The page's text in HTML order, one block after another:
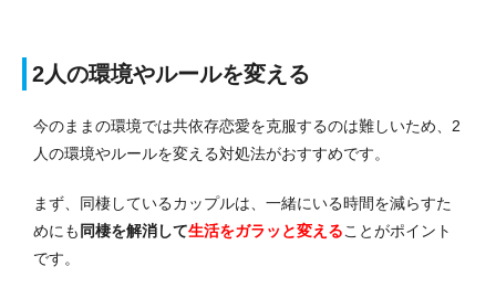
2人の環境やルールを変える
今のままの環境では共依存恋愛を克服するのは難しいため、2
人の環境やルールを変える対処法がおすすめです。
まず、同棲しているカップルは、一緒にいる時間を減らすた
めにも 同棲を解消して生活をガラッと変えることがポイント
です。